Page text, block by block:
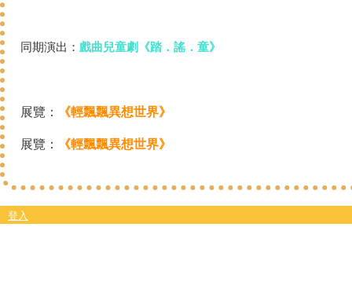
同期演出： 戲曲兒童劇《踏．謠．童》
展覽： 《輕飄飄異想世界》
展覽： 《輕飄飄異想世界》
登入